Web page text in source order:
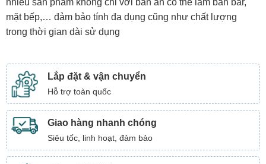
nhiều sản phẩm không chỉ với bàn ăn có thể làm bàn bar,
mặt bếp,… đảm bảo tính đa dụng cũng như chất lượng
trong thời gian dài sử dụng
Lắp đặt & vận chuyển
Hỗ trợ toàn quốc
Giao hàng nhanh chóng
Siêu tốc, linh hoạt, đảm bảo